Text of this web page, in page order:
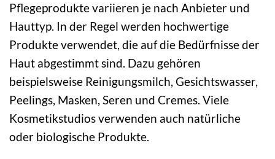
Pflegeprodukte variieren je nach Anbieter und
Hauttyp. In der Regel werden hochwertige
Produkte verwendet, die auf die Bedürfnisse der
Haut abgestimmt sind. Dazu gehören
beispielsweise Reinigungsmilch, Gesichtswasser,
Peelings, Masken, Seren und Cremes. Viele
Kosmetikstudios verwenden auch natürliche
oder biologische Produkte.